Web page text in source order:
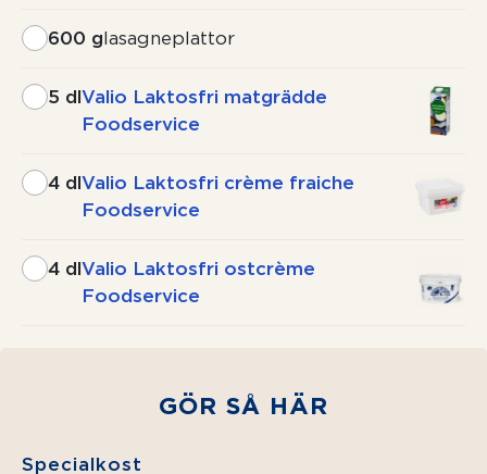
600 glasagneplattor
5 dlValio Laktosfri matgrädde
Foodservice
4 dlValio Laktosfri crème fraiche
Foodservice
4 dlValio Laktosfri ostcrème
Foodservice
GÖR SÅ HÄR
Specialkost